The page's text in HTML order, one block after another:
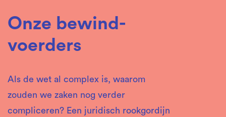
Onze bewind­
voerders
Als de wet al complex is, waarom
zouden we zaken nog verder
compliceren? Een juridisch rookgordijn